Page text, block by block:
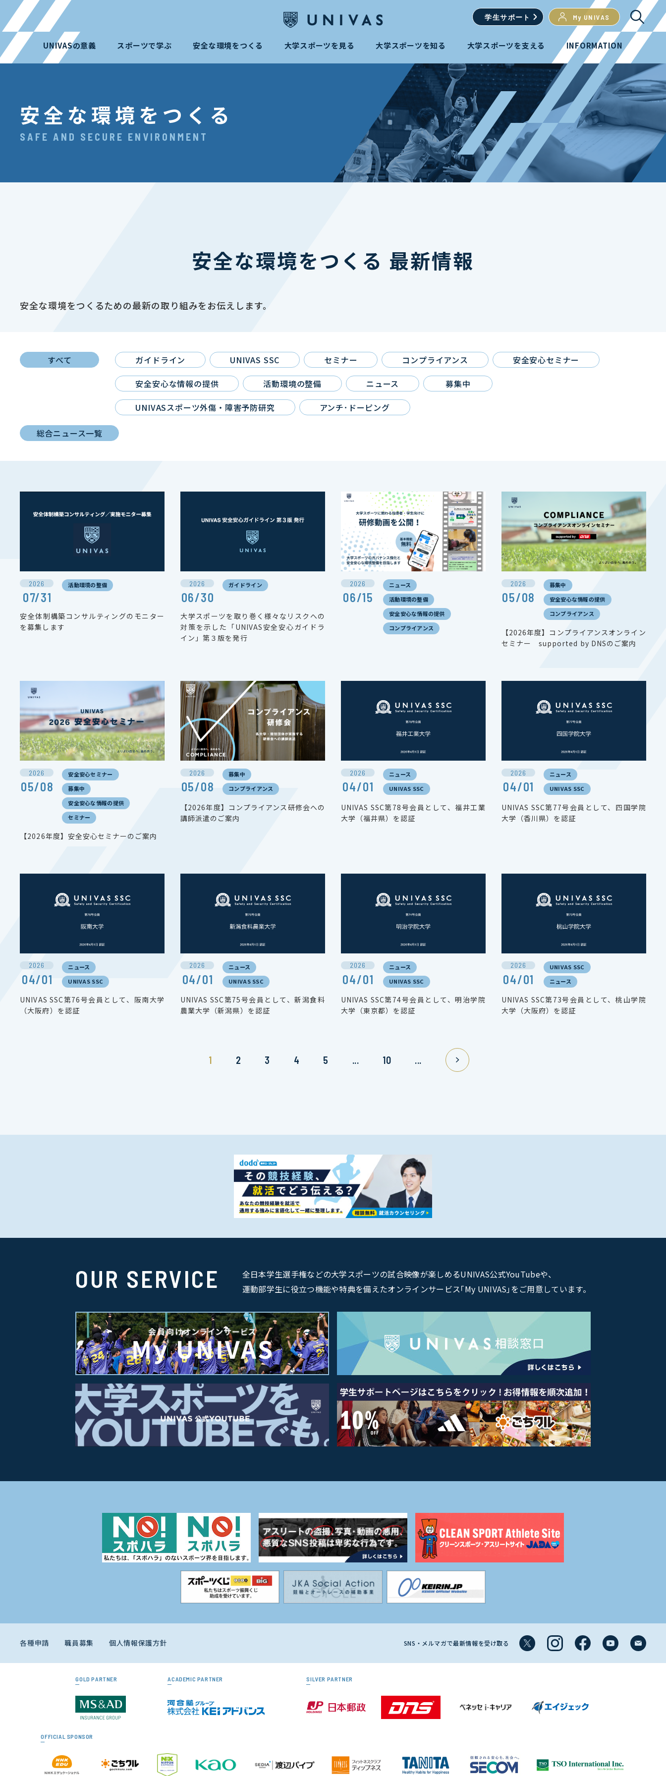
学生サポート My UNIVAS
UNIVASの意義 スポーツで学ぶ 安全な環境をつくる 大学スポーツを見る 大学スポーツを知る 大学スポーツを支える INFORMATION
安全な環境をつくる
SAFE AND SECURE ENVIRONMENT
安全な環境をつくる 最新情報
安全な環境をつくるための最新の取り組みをお伝えします。
すべて ガイドライン UNIVAS SSC セミナー コンプライアンス
安全安心セミナー
安全安心な情報の提供
活動環境の整備 ニュース
募集中
UNIVASスポーツ外傷・障害予防研究
アンチ･ドーピング
総合ニュース一覧
2026
07/31
活動環境の整備
安全体制構築コンサルティングのモニター
を募集します
2026
06/30
ガイドライン
大学スポーツを取り巻く様々なリスクへの
対策を示した「UNIVAS安全安心ガイドラ
イン」第３版を発行
2026
06/15
ニュース
活動環境の整備
安全安心な情報の提供
コンプライアンス
2026
05/08
募集中
安全安心な情報の提供
コンプライアンス
【2026年度】コンプライアンスオンライン
セミナー supported by DNSのご案内
2026
05/08
安全安心セミナー
募集中
安全安心な情報の提供
セミナー
【2026年度】安全安心セミナーのご案内
2026
05/08
募集中
コンプライアンス
【2026年度】コンプライアンス研修会への
講師派遣のご案内
2026
04/01
ニュース
UNIVAS SSC
UNIVAS SSC第78号会員として、福井工業
大学（福井県）を認証
2026
04/01
ニュース
UNIVAS SSC
UNIVAS SSC第77号会員として、四国学院
大学（香川県）を認証
2026
04/01
ニュース
UNIVAS SSC
UNIVAS SSC第76号会員として、阪南大学
（大阪府）を認証
2026
04/01
ニュース
UNIVAS SSC
UNIVAS SSC第75号会員として、新潟食料
農業大学（新潟県）を認証
2026
04/01
ニュース
UNIVAS SSC
UNIVAS SSC第74号会員として、明治学院
大学（東京都）を認証
2026
04/01
UNIVAS SSC
ニュース
UNIVAS SSC第73号会員として、桃山学院
大学（大阪府）を認証
1 2 3 4 5 ... 10 ...
OUR SERVICE
全日本学生選手権などの大学スポーツの試合映像が楽しめるUNIVAS公式YouTubeや、
運動部学生に役立つ機能や特典を備えたオンラインサービス｢My UNIVAS｣をご用意しています。
各種申請 職員募集 個人情報保護方針 SNS・メルマガで最新情報を受け取る
GOLD PARTNER ACADEMIC PARTNER SILVER PARTNER
OFFICIAL SPONSOR